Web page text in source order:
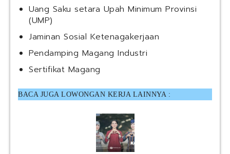
Uang Saku setara Upah Minimum Provinsi
(UMP)
Jaminan Sosial Ketenagakerjaan
Pendamping Magang Industri
Sertifikat Magang
BACA JUGA LOWONGAN KERJA LAINNYA :